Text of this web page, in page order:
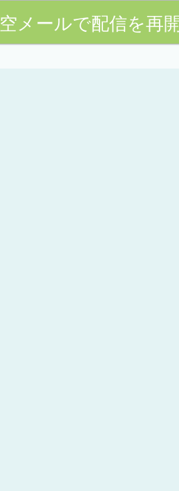
空メールで配信を再